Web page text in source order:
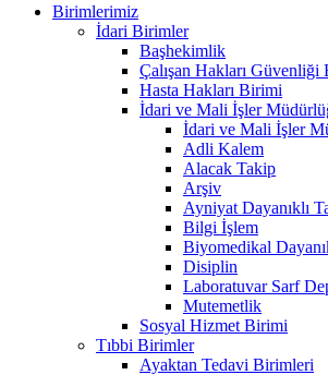
Birimlerimiz
İdari Birimler
Başhekimlik
Çalışan Hakları Güvenliği
Hasta Hakları Birimi
İdari ve Mali İşler
İdari ve Mali İşler
Adli Kalem
Alacak Takip
Arşiv
Ayniyat Dayanıklı
Bilgi İşlem
Biyomedikal
Disiplin
Laboratuvar Sarf
Mutemetlik
Sosyal Hizmet Birimi
Tıbbi Birimler
Ayaktan Tedavi Birimleri